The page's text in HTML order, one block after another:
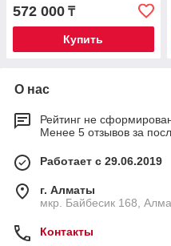
572 000 ₸
Купить
О нас
Рейтинг не
Менее 5 отзывов за
Работает с 29.06.2019
г. Алматы
мкр. Байбесик 168,
Контакты